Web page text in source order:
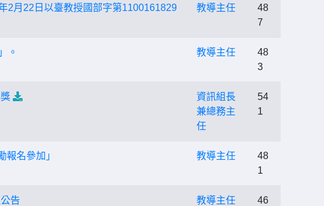
2月22日以臺教授國部字第1100161829
教導主任
48
7
。 教導主任
48
3
資訊組長
兼總務主
任
54
1
名參加」 教導主任
48
1
告 教導主任
46